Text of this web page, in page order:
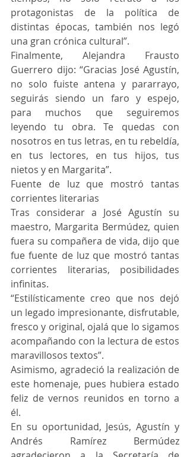
protagonistas de la política de
distintas épocas, también nos legó
una gran crónica cultural”.
Finalmente, Alejandra Frausto
Guerrero dijo: “Gracias José Agustín,
no solo fuiste antena y pararrayo,
seguirás siendo un faro y espejo,
para muchos que seguiremos
leyendo tu obra. Te quedas con
nosotros en tus letras, en tu rebeldía,
en tus lectores, en tus hijos, tus
nietos y en Margarita”.
Fuente de luz que mostró tantas
corrientes literarias
Tras considerar a José Agustín su
maestro, Margarita Bermúdez, quien
fuera su compañera de vida, dijo que
fue fuente de luz que mostró tantas
corrientes literarias, posibilidades
infinitas.
“Estilísticamente creo que nos dejó
un legado impresionante, disfrutable,
fresco y original, ojalá que lo sigamos
acompañando con la lectura de estos
maravillosos textos”.
Asimismo, agradeció la realización de
este homenaje, pues hubiera estado
feliz de vernos reunidos en torno a
él.
En su oportunidad, Jesús, Agustín y
Andrés Ramírez Bermúdez